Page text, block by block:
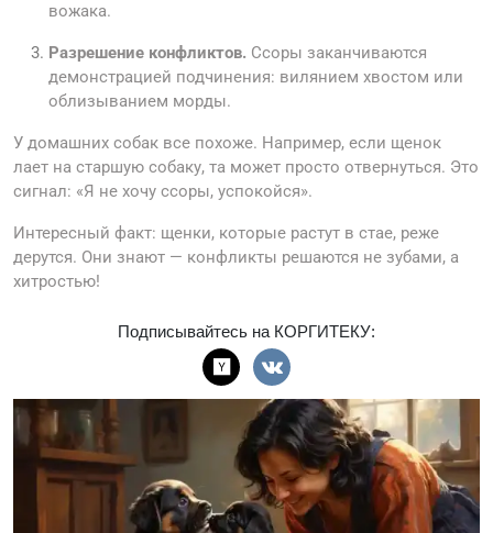
вожака.
Разрешение конфликтов. Ссоры заканчиваются
демонстрацией подчинения: вилянием хвостом или
облизыванием морды.
У домашних собак все похоже. Например, если щенок
лает на старшую собаку, та может просто отвернуться. Это
сигнал: «Я не хочу ссоры, успокойся».
Интересный факт: щенки, которые растут в стае, реже
дерутся. Они знают — конфликты решаются не зубами, а
хитростью!
Подписывайтесь на КОРГИТЕКУ: